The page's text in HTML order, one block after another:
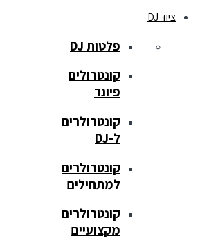
ציוד DJ
פלטות DJ
קונטרולים
פיונר
קונטרולרים
ל-DJ
קונטרולרים
למתחילים
קונטרולרים
מקצועיים